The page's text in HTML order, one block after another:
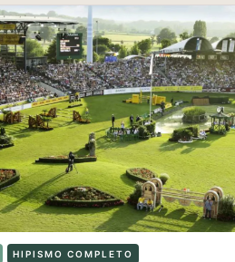
HIPISMO COMPLETO